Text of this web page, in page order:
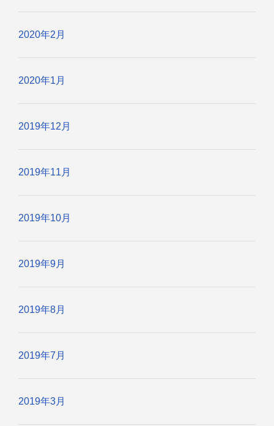
2020年2月
2020年1月
2019年12月
2019年11月
2019年10月
2019年9月
2019年8月
2019年7月
2019年3月